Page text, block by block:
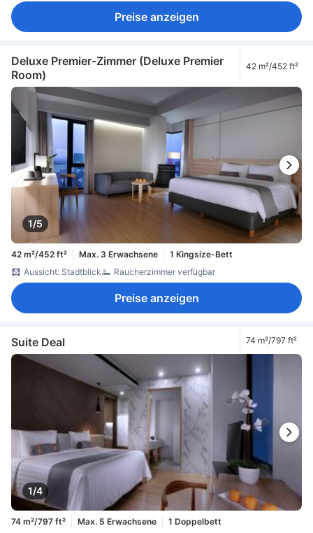
Preise anzeigen
Deluxe Premier-Zimmer (Deluxe Premier
Room)
42 m²/452 ft²
1/5
42 m²/452 ft² Max. 3 Erwachsene
1 Kingsize-Bett
Aussicht: Stadtblick
Raucherzimmer verfügbar
Preise anzeigen
Suite Deal 74 m²/797 ft²
1/4
74 m²/797 ft² Max. 5 Erwachsene
1 Doppelbett